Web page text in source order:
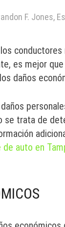
F. Jones,
es mejor
daños
se trata de
auto en